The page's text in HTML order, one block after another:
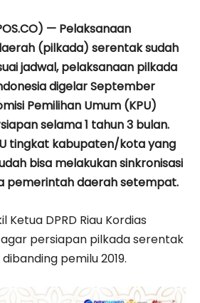
— Pelaksanaan
(pilkada) serentak sudah
jadwal, pelaksanaan pilkada
digelar September
Pemilihan Umum (KPU)
selama 1 tahun 3 bulan.
tingkat kabupaten/kota yang
bisa melakukan sinkronisasi
pemerintah daerah setempat.
Ketua DPRD Riau Kordias
persiapan pilkada serentak
pemilu 2019.